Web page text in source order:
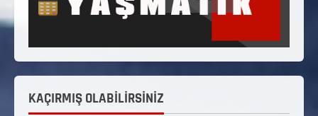
KAÇIRMIŞ OLABİLİRSİNİZ